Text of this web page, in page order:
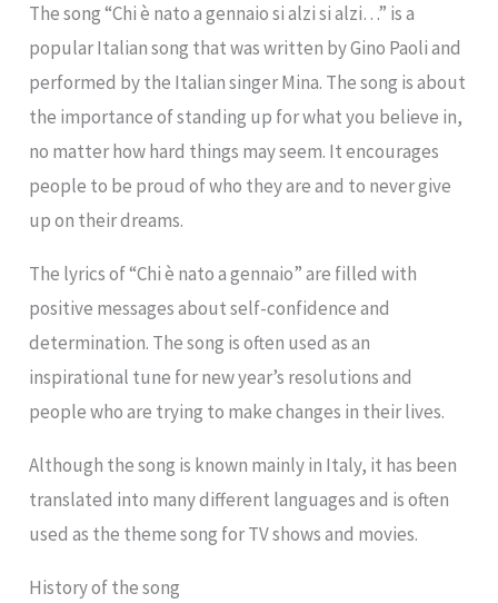
The song “Chi è nato a gennaio si alzi si alzi…” is a
popular Italian song that was written by Gino Paoli and
performed by the Italian singer Mina. The song is about
the importance of standing up for what you believe in,
no matter how hard things may seem. It encourages
people to be proud of who they are and to never give
up on their dreams.
The lyrics of “Chi è nato a gennaio” are filled with
positive messages about self-confidence and
determination. The song is often used as an
inspirational tune for new year’s resolutions and
people who are trying to make changes in their lives.
Although the song is known mainly in Italy, it has been
translated into many different languages and is often
used as the theme song for TV shows and movies.
History of the song